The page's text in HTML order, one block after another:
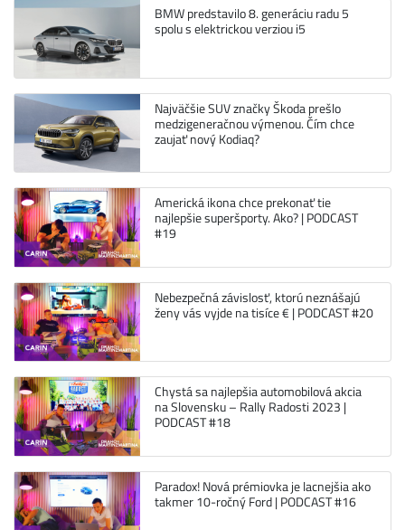
BMW predstavilo 8. generáciu radu 5
spolu s elektrickou verziou i5
Najväčšie SUV značky Škoda prešlo
medzigeneračnou výmenou. Čím chce
zaujať nový Kodiaq?
Americká ikona chce prekonať tie
najlepšie superšporty. Ako? | PODCAST
#19
Nebezpečná závislosť, ktorú neznášajú
ženy vás vyjde na tisíce € | PODCAST #20
Chystá sa najlepšia automobilová akcia
na Slovensku – Rally Radosti 2023 |
PODCAST #18
Paradox! Nová prémiovka je lacnejšia ako
takmer 10-ročný Ford | PODCAST #16